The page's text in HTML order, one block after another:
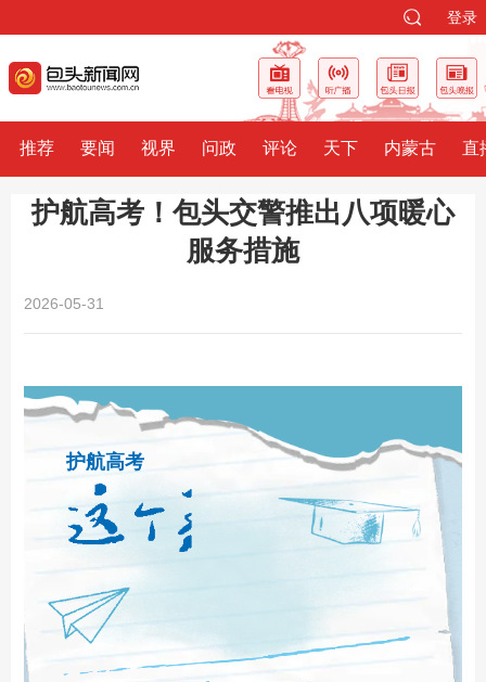
登录
推荐 要闻 视界 问政 评论 天下 内蒙古 直
护航高考！包头交警推出八项暖心
服务措施
2026-05-31
护航高考